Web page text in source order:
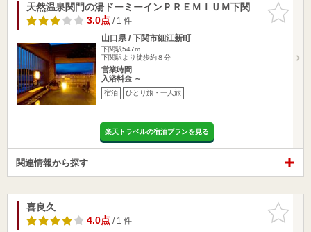
お気に入
りに追加
天然温泉関門の湯ドーミーインＰＲＥＭＩＵＭ下関
3.0点/ 1 件
山口県 / 下関市細江新町
下関駅547m
下関駅より徒歩約８分
営業時間
入浴料金 ～
宿泊 ひとり旅・一人旅
楽天トラベルの宿泊プランを見る
関連情報から探す
お気に入
りに追加
喜良久
4.0点/ 1 件